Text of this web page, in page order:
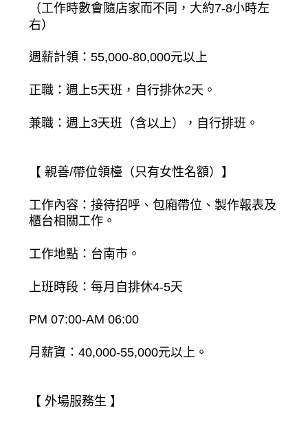
（工作時數會隨店家而不同，大約7-8小時左
右）
週薪計領：55,000-80,000元以上
正職：週上5天班，自行排休2天。
兼職：週上3天班（含以上），自行排班。
【 親善/帶位領檯（只有女性名額）】
工作內容：接待招呼、包廂帶位、製作報表及
櫃台相關工作。
工作地點：台南市。
上班時段：每月自排休4-5天
PM 07:00-AM 06:00
月薪資：40,000-55,000元以上。
【 外場服務生 】